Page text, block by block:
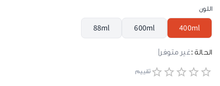
اللون
400ml
600ml
88ml
الحالة :غير متوفر
تقييم